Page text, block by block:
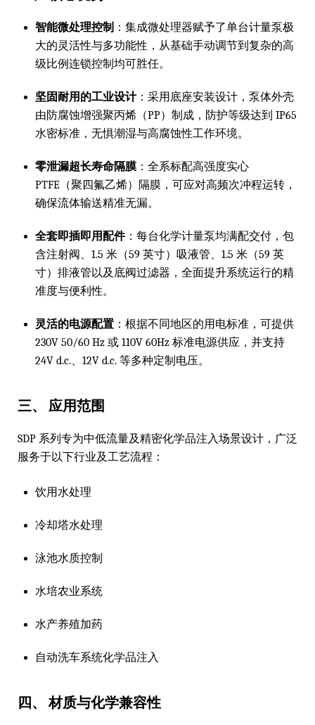
智能微处理控制 ：集成微处理器赋予了单台计量泵极
大的灵活性与多功能性，从基础手动调节到复杂的高
级比例连锁控制均可胜任。
坚固耐用的工业设计：采用底座安装设计，泵体外壳
由防腐蚀增强聚丙烯（PP）制成，防护等级达到 IP65
水密标准，无惧潮湿与高腐蚀性工作环境。
零泄漏超长寿命隔膜 ：全系标配高强度实心
PTFE（聚四氟乙烯）隔膜，可应对高频次冲程运转，
确保流体输送精准无漏。
全套即插即用配件：每台化学计量泵均满配交付，包
含注射阀、1.5 米（59 英寸）吸液管、1.5 米（59 英
寸）排液管以及底阀过滤器，全面提升系统运行的精
准度与便利性。
灵活的电源配置 ：根据不同地区的用电标准，可提供
230V 50/60 Hz 或 110V 60Hz 标准电源供应，并支持
24V d.c.、12V d.c. 等多种定制电压。
三、 应用范围
SDP 系列专为中低流量及精密化学品注入场景设计，广泛
服务于以下行业及工艺流程：
饮用水处理
冷却塔水处理
泳池水质控制
水培农业系统
水产养殖加药
自动洗车系统化学品注入
四、 材质与化学兼容性